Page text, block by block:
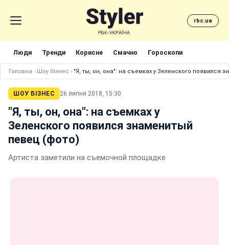
rbc.ua
Люди Тренди Корисне Смачно Гороскопи
Головна › Шоу бізнес › "Я, ты, он, она": на съемках у Зеленского появился
ШОУ БІЗНЕС 26 липня 2018, 15:30
"Я, ты, он, она": на съемках у
Зеленского появился знаменитый
певец (фото)
Артиста заметили на съемочной площадке